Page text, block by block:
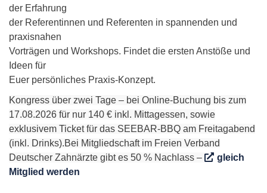
der Erfahrung
der Referentinnen und Referenten in spannenden und
praxisnahen
Vorträgen und Workshops. Findet die ersten Anstöße und
Ideen für
Euer persönliches Praxis-Konzept.
Kongress über zwei Tage – bei Online-Buchung bis zum
17.08.2026 für nur 140 € inkl. Mittagessen, sowie
exklusivem Ticket für das SEEBAR-BBQ am Freitagabend
(inkl. Drinks).Bei Mitgliedschaft im Freien Verband
Deutscher Zahnärzte gibt es 50 % Nachlass –
gleich
Mitglied werden